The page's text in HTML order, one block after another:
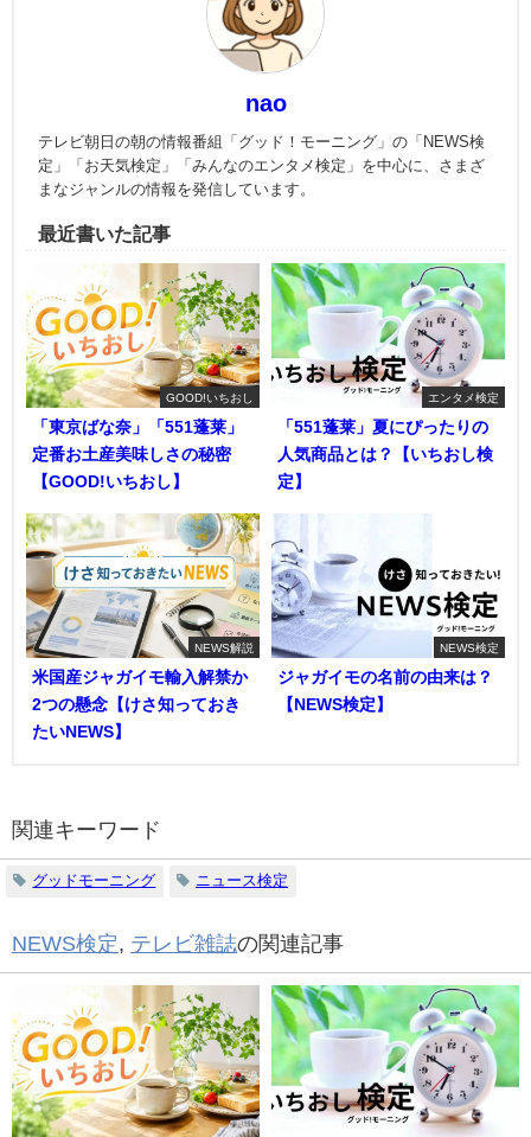
nao
テレビ朝日の朝の情報番組「グッド！モーニング」の「NEWS検
定」「お天気検定」「みんなのエンタメ検定」を中心に、さまざ
まなジャンルの情報を発信しています。
最近書いた記事
GOOD!いちおし
「東京ばな奈」「551蓬莱」
定番お土産美味しさの秘密
【GOOD!いちおし】
エンタメ検定
「551蓬莱」夏にぴったりの
人気商品とは？【いちおし検
定】
NEWS解説
米国産ジャガイモ輸入解禁か
2つの懸念【けさ知っておき
たいNEWS】
NEWS検定
ジャガイモの名前の由来は？
【NEWS検定】
関連キーワード
グッドモーニング ニュース検定
NEWS検定, テレビ雑誌の関連記事